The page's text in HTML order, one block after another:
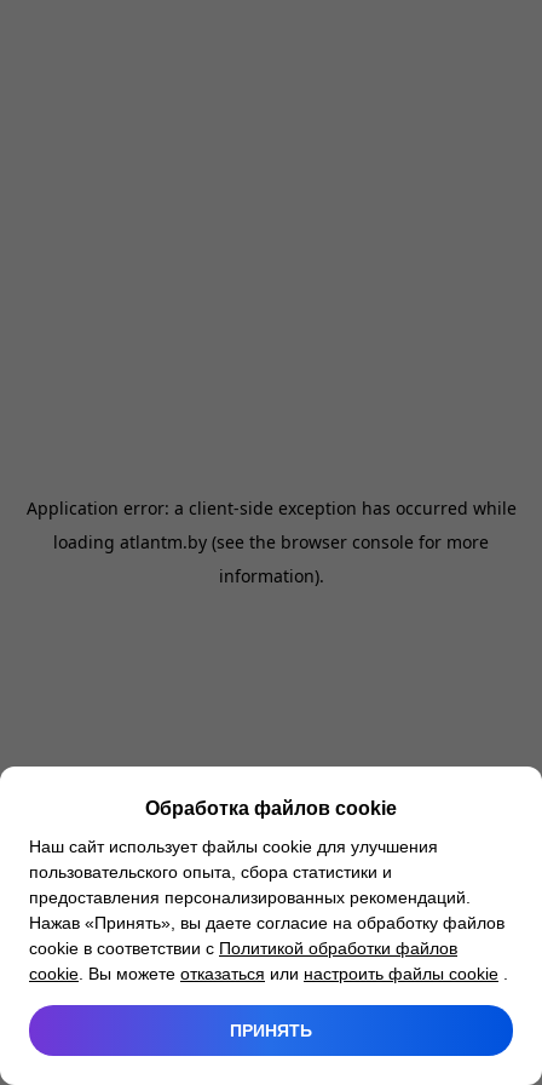
Application error: a client-side exception has occurred while
loading atlantm.by (see the browser console for more
information).
Обработка файлов cookie
Наш сайт использует файлы cookie для улучшения
пользовательского опыта, сбора статистики и
предоставления персонализированных рекомендаций.
Нажав «Принять», вы даете согласие на обработку файлов
cookie в соответствии с Политикой обработки файлов
cookie . Вы можете отказаться или настроить файлы cookie
ПРИНЯТЬ